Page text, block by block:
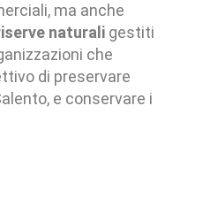
ma anche
naturali gestiti
che
di preservare
e conservare i